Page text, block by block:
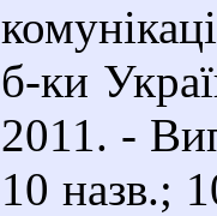
б-ки
2011. -
10 назв.;